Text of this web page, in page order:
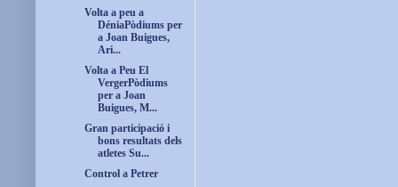
Volta a peu a
DéniaPòdiums per
a Joan Buigues,
Ari...
Volta a Peu El
VergerPòdiums
per a Joan
Buigues, M...
Gran participació i
bons resultats dels
atletes Su...
Control a Petrer